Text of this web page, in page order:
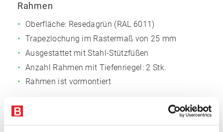
Rahmen
Oberfläche: Resedagrün (RAL 6011)
Trapezlochung im Rastermaß von 25 mm
Ausgestattet mit Stahl-Stützfüßen
Anzahl Rahmen mit Tiefenriegel: 2 Stk.
Rahmen ist vormontiert
Fachböden
Fachmaß: 1.005 x 600 mm (BxT)